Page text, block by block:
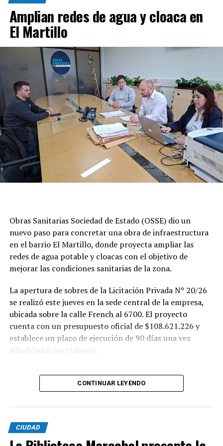
Amplian redes de agua y cloaca en
El Martillo
Obras Sanitarias Sociedad de Estado (OSSE) dio un
nuevo paso para concretar una obra de infraestructura
en el barrio El Martillo, donde proyecta ampliar las
redes de agua potable y cloacas con el objetivo de
mejorar las condiciones sanitarias de la zona.
La apertura de sobres de la Licitación Privada Nº 20/26
se realizó este jueves en la sede central de la empresa,
ubicada sobre la calle French al 6700. El proyecto
cuenta con un presupuesto oficial de $108.621.226 y
establece un plazo de ejecución de 90 días una vez
adjudicados los trabajos.
agua potable incluyen la colocación de unos 355 metros
ejecución de 29 conexiones domiciliarias. Los trabajos se
desarrollarán en distintos sectores comprendidos por
las calles Pehuajó, Sicilia, Génova y Génova Bis.
CONTINUAR LEYENDO
CIUDAD